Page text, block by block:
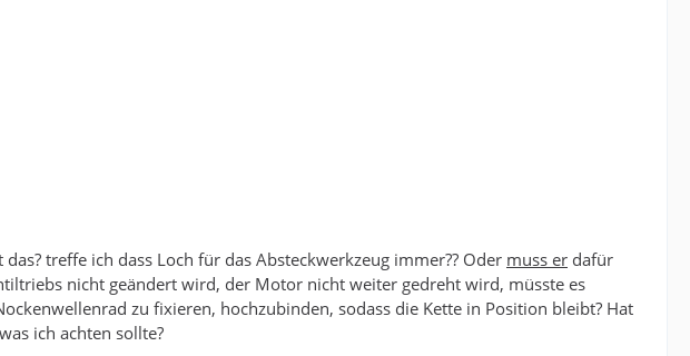
das? treffe ich dass Loch für das Absteckwerkzeug immer?? Oder muss er dafür
nicht geändert wird, der Motor nicht weiter gedreht wird, müsste es
zu fixieren, hochzubinden, sodass die Kette in Position bleibt? Hat
ich achten sollte?